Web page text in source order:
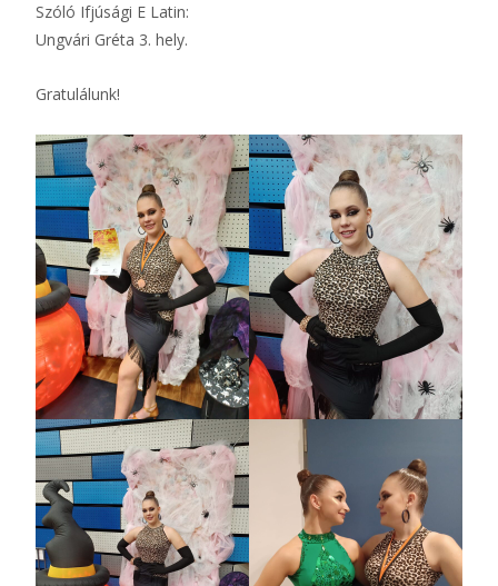
Szóló Ifjúsági E Latin:
Ungvári Gréta 3. hely.
Gratulálunk!